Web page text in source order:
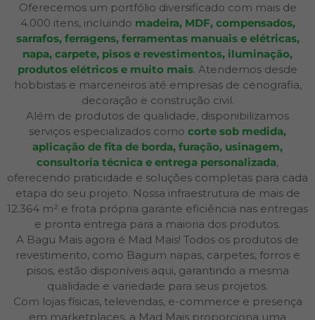
Oferecemos um portfólio diversificado com mais de
4.000 itens, incluindo madeira, MDF, compensados,
sarrafos, ferragens, ferramentas manuais e elétricas,
napa, carpete, pisos e revestimentos, iluminação,
produtos elétricos e muito mais. Atendemos desde
hobbistas e marceneiros até empresas de cenografia,
decoração e construção civil.
Além de produtos de qualidade, disponibilizamos
serviços especializados como corte sob medida,
aplicação de fita de borda, furação, usinagem,
consultoria técnica e entrega personalizada,
oferecendo praticidade e soluções completas para cada
etapa do seu projeto. Nossa infraestrutura de mais de
12.364 m² e frota própria garante eficiência nas entregas
e pronta entrega para a maioria dos produtos.
A Bagu Mais agora é Mad Mais! Todos os produtos de
revestimento, como Bagum napas, carpetes, forros e
pisos, estão disponíveis aqui, garantindo a mesma
qualidade e variedade para seus projetos.
Com lojas físicas, televendas, e-commerce e presença
em marketplaces, a Mad Mais proporciona uma